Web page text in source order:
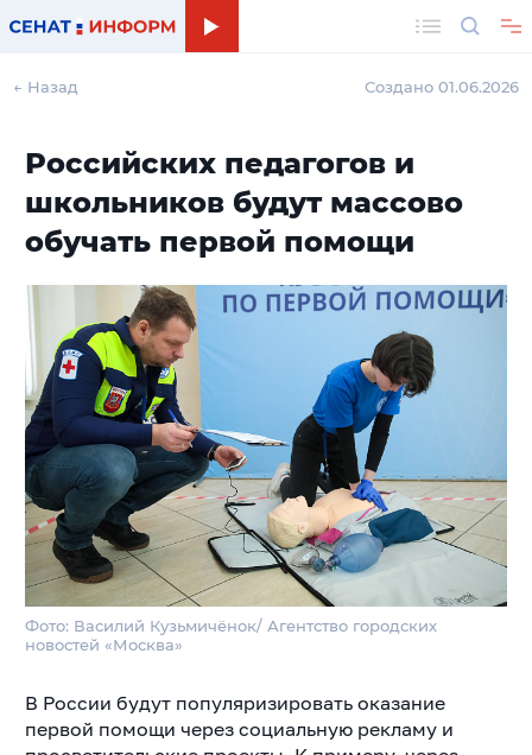
← Назад Создано 01.06.2026
Российских педагогов и
школьников будут массово
обучать первой помощи
Фото: Василий Кузьмичёнок/ Агентство городских
новостей «Москва»
В России будут популяризировать оказание
первой помощи через социальную рекламу и